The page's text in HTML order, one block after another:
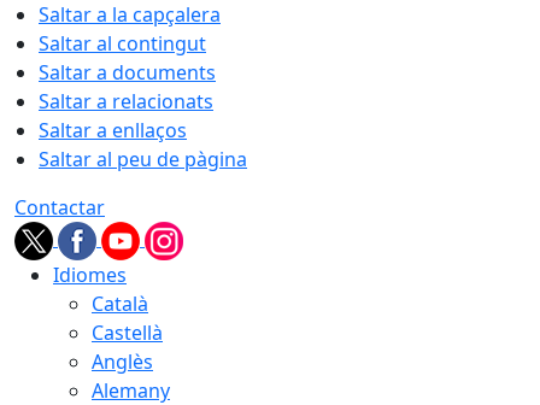
Saltar a la capçalera
Saltar al contingut
Saltar a documents
Saltar a relacionats
Saltar a enllaços
Saltar al peu de pàgina
Contactar
Idiomes
Català
Castellà
Anglès
Alemany